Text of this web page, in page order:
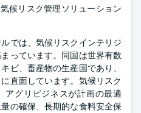
候リスク管理ソリューション
では、気候リスクインテリジ
っています。同国は世界有数
ビ、畜産物の生産国であり、
直面しています。気候リスク
アグリビジネスが計画の最適
の確保、長期的な食料安全保